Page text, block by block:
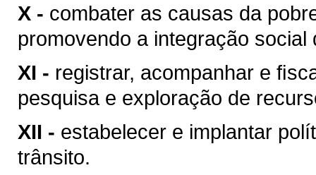
X - combater as causas da
promovendo a integração
XI - registrar, acompanhar e
pesquisa e exploração de
XII - estabelecer e implantar
trânsito.